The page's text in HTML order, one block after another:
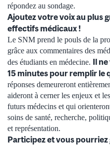
répondez au sondage.
Ajoutez votre voix au plus
effectifs médicaux !
Le SNM prend le pouls de la
grâce aux commentaires des
des étudiants en médecine. Il
15 minutes pour remplir le
réponses demeureront
aideront à cerner les enjeux et
futurs médecins et qui
soins de santé, recherche,
et représentation.
Participez et vous pourriez